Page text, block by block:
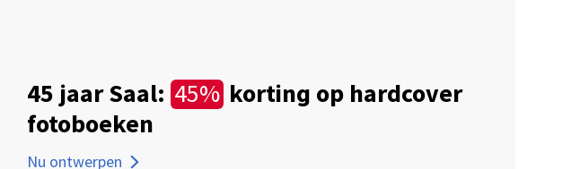
45 jaar Saal: 45% korting op hardcover
fotoboeken
Nu ontwerpen